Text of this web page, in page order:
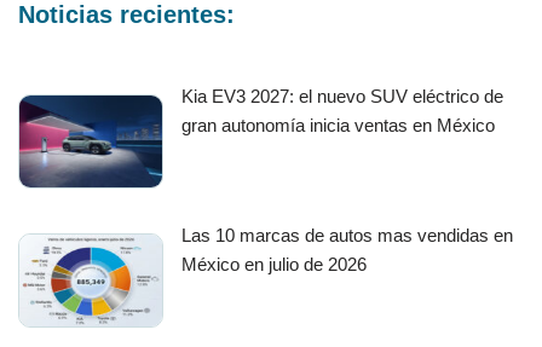
Noticias recientes:
Kia EV3 2027: el nuevo SUV eléctrico de
gran autonomía inicia ventas en México
Las 10 marcas de autos mas vendidas en
México en julio de 2026